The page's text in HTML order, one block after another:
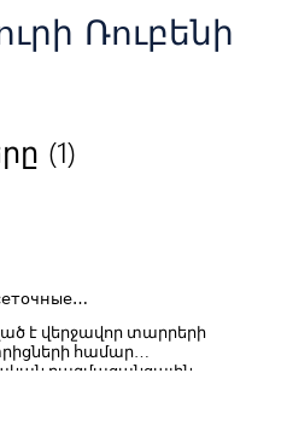
Ռուբենի
(1)
է վերջավոր տարրերի
համար
բազմացանցային
վերլուծությանը։
չափերի, սփարս և վատ